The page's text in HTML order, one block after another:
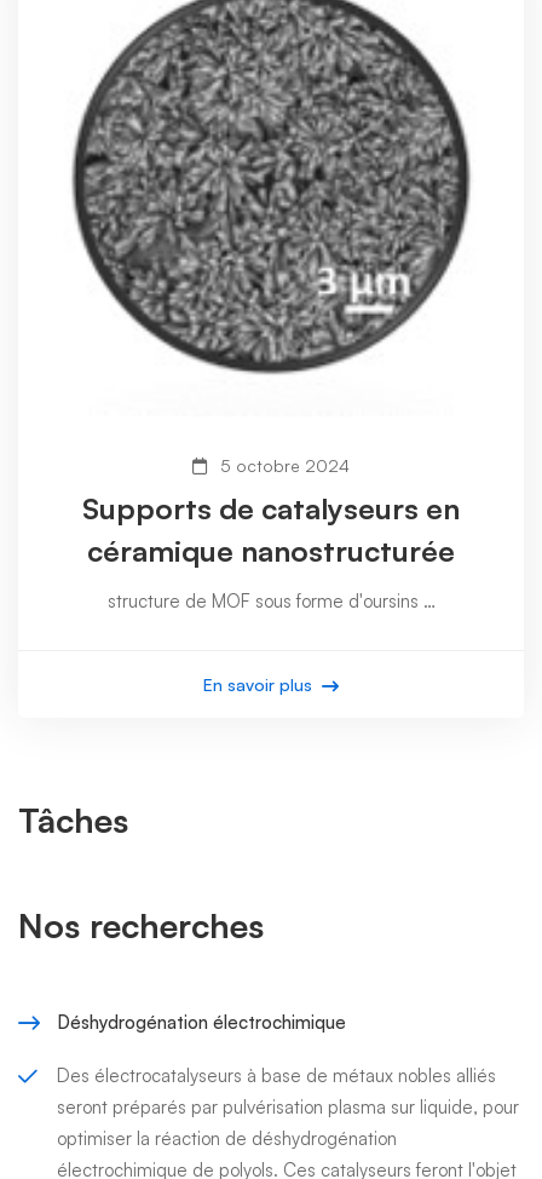
5 octobre 2024
Supports de catalyseurs en
céramique nanostructurée
structure de MOF sous forme d'oursins …
En savoir plus
Tâches
Nos recherches
Déshydrogénation électrochimique
Des électrocatalyseurs à base de métaux nobles alliés
seront préparés par pulvérisation plasma sur liquide, pour
optimiser la réaction de déshydrogénation
électrochimique de polyols. Ces catalyseurs feront l'objet